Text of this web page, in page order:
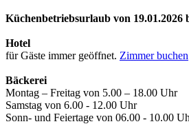
Küchenbetriebsurlaub von 19.01.2026
Hotel
für Gäste immer geöffnet. Zimmer buchen
Bäckerei
Montag – Freitag von 5.00 – 18.00 Uhr
Samstag von 6.00 - 12.00 Uhr
Sonn- und Feiertage von 06.00 - 10.00